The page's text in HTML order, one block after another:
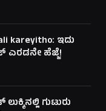
kareyitho: ಇದು
ಹೆಜ್ಜೆ!
ಗುಟುರು